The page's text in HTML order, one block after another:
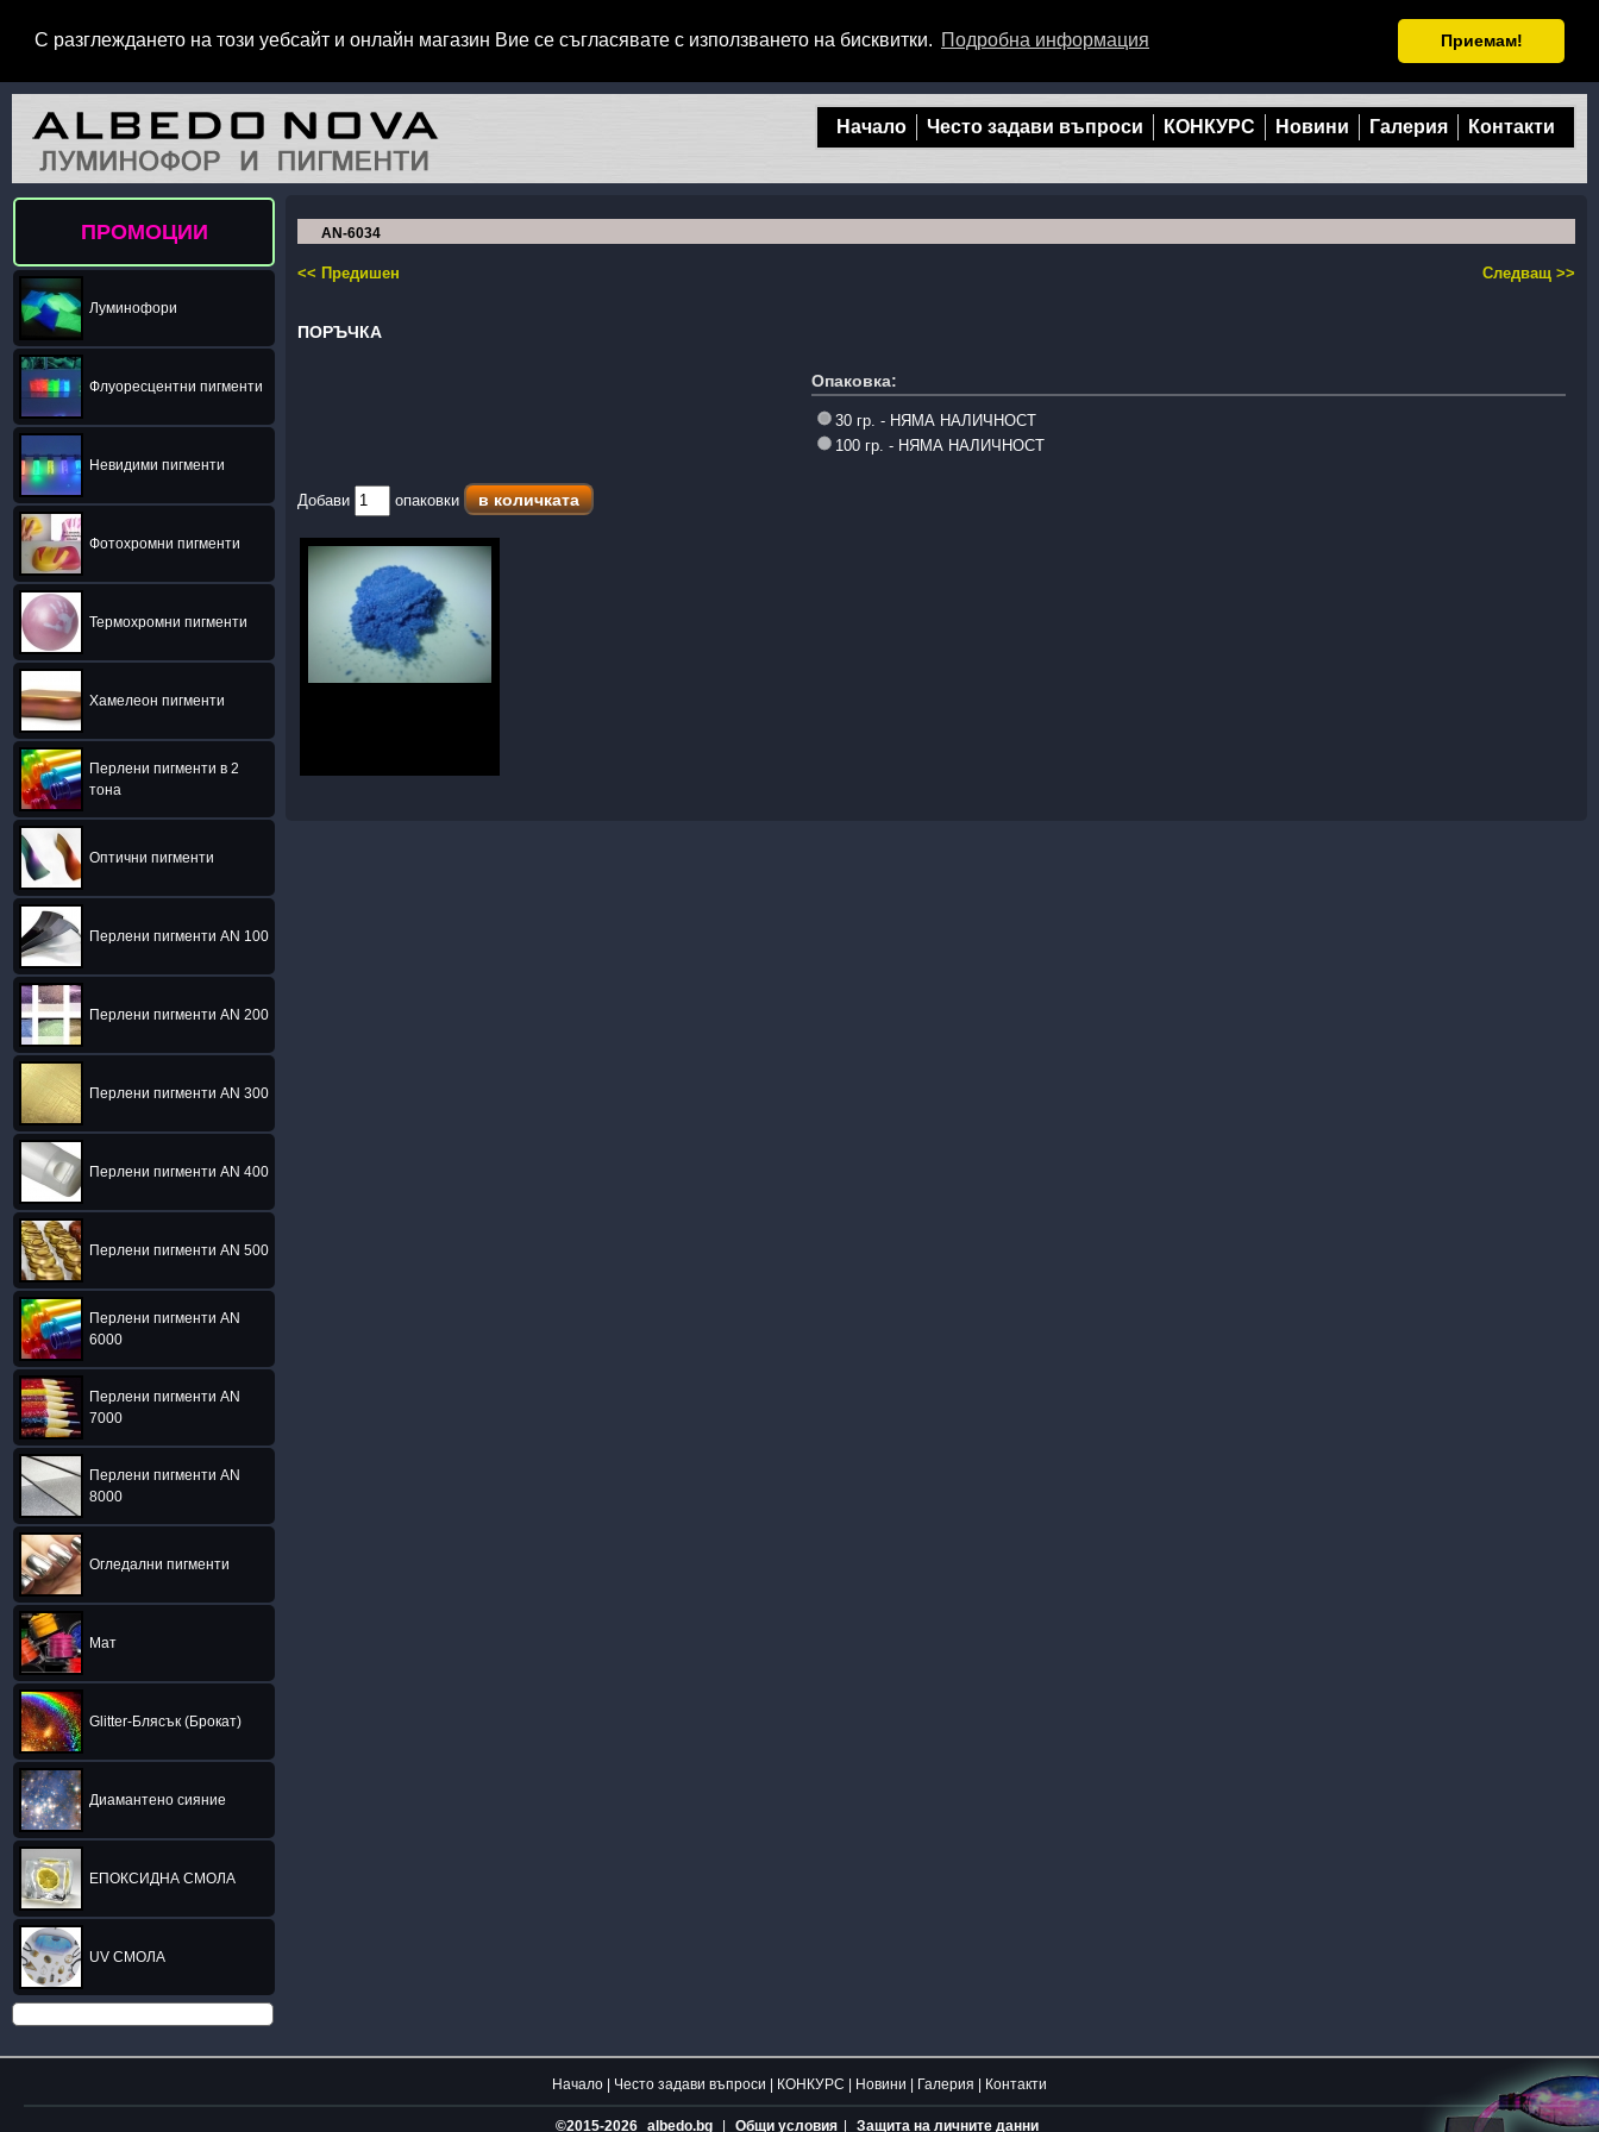
С разглеждането на този уебсайт и онлайн магазин Вие се съгласявате с използването на бисквитки. Подробна информация Приемам!
Начало Често задави въпроси КОНКУРС Новини Галерия Контакти
ПРОМОЦИИ
Луминофори
Флуоресцентни пигменти
Невидими пигменти
Фотохромни пигменти
Термохромни пигменти
Хамелеон пигменти
Перлени пигменти в 2
тона
Оптични пигменти
Перлени пигменти AN 100
Перлени пигменти AN 200
Перлени пигменти AN 300
Перлени пигменти AN 400
Перлени пигменти AN 500
Перлени пигменти AN
6000
Перлени пигменти AN
7000
Перлени пигменти AN
8000
Огледални пигменти
Мат
Glitter-Блясък (Брокат)
Диамантено сияние
ЕПОКСИДНА СМОЛА
UV СМОЛА
AN-6034
<< Предишен Следващ >>
ПОРЪЧКА
Опаковка:
30 гр. - НЯМА НАЛИЧНОСТ
100 гр. - НЯМА НАЛИЧНОСТ
Добави опаковки
Начало | Често задави въпроси | КОНКУРС | Новини | Галерия | Контакти
©2015-2026 albedo.bg | Общи условия | Защита на личните данни